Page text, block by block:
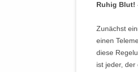
Ruhig Blut!
Zunächst
einen
diese
ist jeder,